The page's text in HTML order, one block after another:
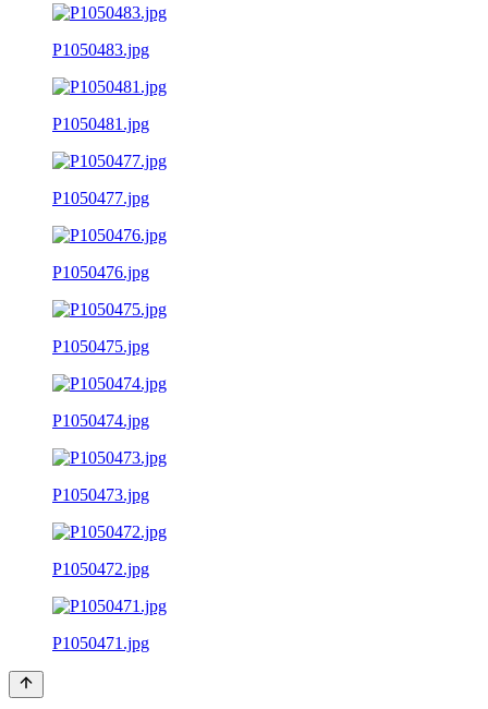
P1050483.jpg
P1050481.jpg
P1050477.jpg
P1050476.jpg
P1050475.jpg
P1050474.jpg
P1050473.jpg
P1050472.jpg
P1050471.jpg